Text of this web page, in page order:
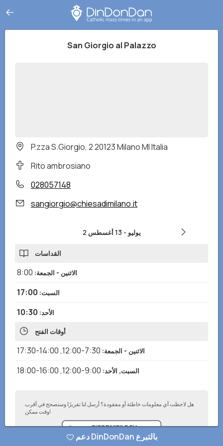
San Giorgio al Palazzo
P.zza S.Giorgio, 2 20123 Milano MI Italia
Rito ambrosiano
028057148
sangiorgio@chiesadimilano.it
2 يوليو -13 أغسطس
القداسات
الاثنين - الجمعة:
8:00
السبت:
17:00
الأحد:
10:30
أوقات الفتح
الاثنين - الجمعة:
7:30-12:00
,
14:00-17:30
السبت, الأحد:
9:00-12:00
,
16:00-18:00
هل لاحظت أي معلومات خاطئة أو مفقودة؟ أرسل لنا تقريرًا وسنصحح في أقرب
وقت ممكن!
دعم DinDonDan بالتبرع